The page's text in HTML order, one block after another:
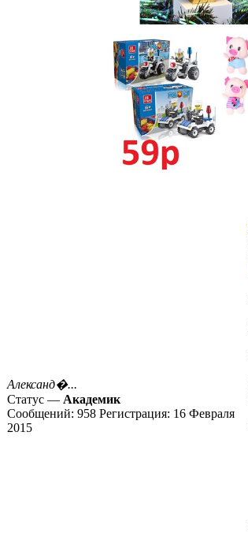
Александ�...
Статус — Академик
Сообщений: 958 Регистрация: 16 Февраля
2015